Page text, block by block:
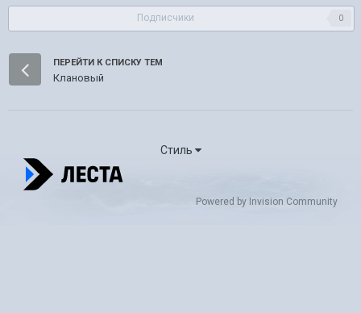
Подписчики 0
ПЕРЕЙТИ К СПИСКУ ТЕМ
Клановый
Стиль
Powered by Invision Community